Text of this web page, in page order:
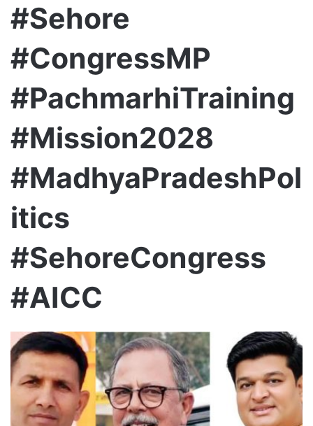
#Sehore
#CongressMP
#PachmarhiTraining
#Mission2028
#MadhyaPradeshPol
itics
#SehoreCongress
#AICC